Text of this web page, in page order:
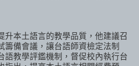
升本土語言的教學品質，他建議召
籌備會議，讓台語師資檢定法制
語教學評鑑機制，督促校內執行台